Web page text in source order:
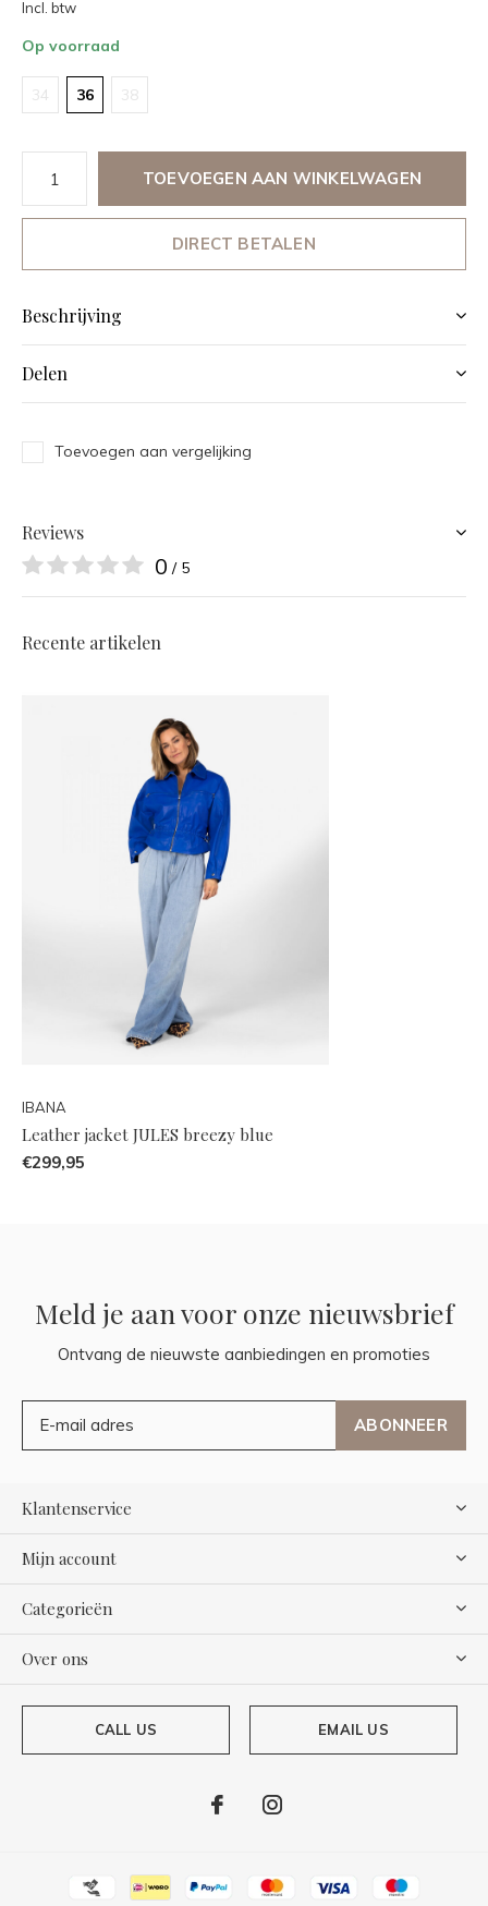
Op voorraad
34 36 38
TOEVOEGEN AAN WINKELWAGEN
DIRECT BETALEN
Beschrijving
Delen
Toevoegen aan vergelijking
Reviews
0 / 5
Recente artikelen
Leather jacket JULES breezy blue
€299,95
Meld je aan voor onze nieuwsbrief
Ontvang de nieuwste aanbiedingen en promoties
ABONNEER
Klantenservice
Mijn account
Categorieën
Over ons